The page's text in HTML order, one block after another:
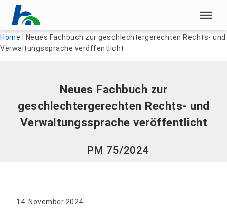
Menü überspringen
Menü überspringen
Home
Neues Fachbuch zur geschlechtergerechten Rechts- und
Verwaltungssprache veröffentlicht
Neues Fachbuch zur
geschlechtergerechten Rechts- und
Verwaltungssprache veröffentlicht
PM 75/2024
14. November 2024